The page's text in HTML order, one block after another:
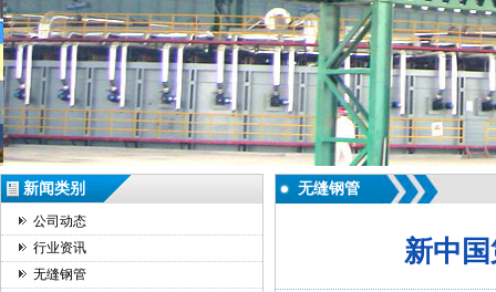
新闻类别
公司动态
行业资讯
无缝钢管
无缝钢管
新中